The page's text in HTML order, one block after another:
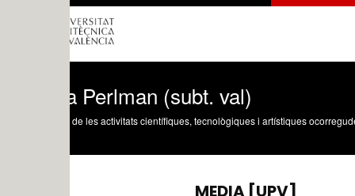
Perlman (subt. val)
les activitats científiques, tecnològiques i artístiques ocorregudes en els tres